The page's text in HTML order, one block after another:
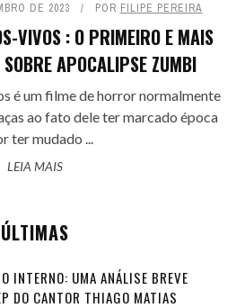
DE 2023 POR FILIPE PEREIRA
VIVOS : O PRIMEIRO E MAIS
APOCALIPSE ZUMBI
é um filme de horror normalmente
ao fato dele ter marcado época
ter mudado ...
LEIA MAIS
ÚLTIMAS
INTERNO: UMA ANÁLISE BREVE
DO CANTOR THIAGO MATIAS